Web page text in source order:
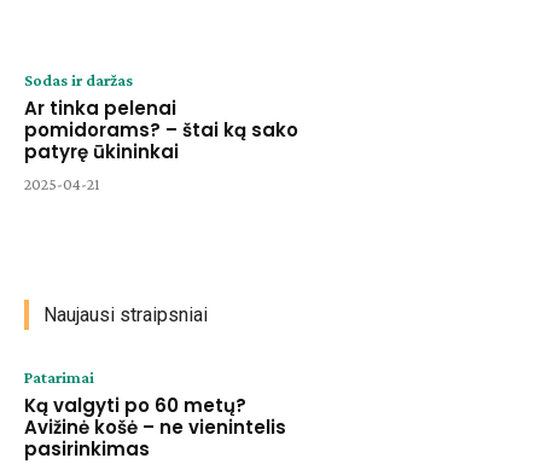
Sodas ir daržas
Ar tinka pelenai
pomidorams? – štai ką sako
patyrę ūkininkai
2025-04-21
Naujausi straipsniai
Patarimai
Ką valgyti po 60 metų?
Avižinė košė – ne vienintelis
pasirinkimas